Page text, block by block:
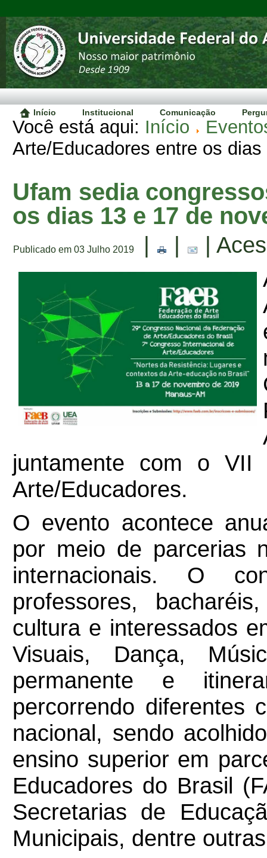
Início Institucional Comunicação
Você está aqui: Início
Arte/Educadores entre os
Ufam sedia
os dias 13 e 17 de
Publicado em 03 Julho 2019 | |
|
juntamente com o VII
Arte/Educadores.
O evento acontece
por meio de parcerias
internacionais. O
professores,
cultura e interessados
Visuais, Dança,
permanente e
percorrendo diferentes
nacional, sendo
ensino superior em
Educadores do Brasil
Secretarias de
Municipais, dentre